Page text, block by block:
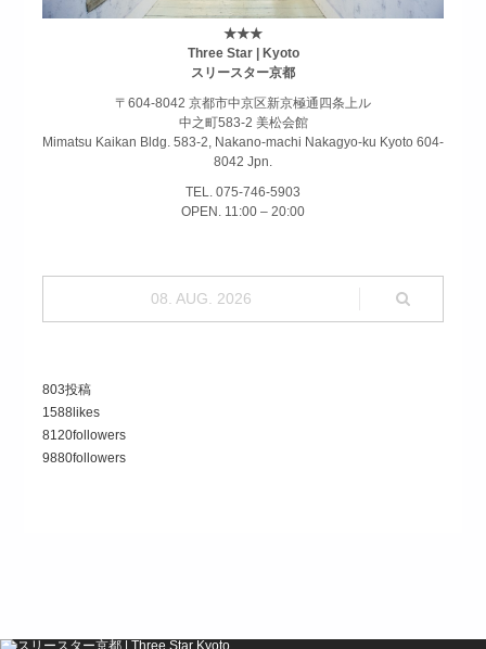
★★★
Three Star | Kyoto
スリースター京都
〒604-8042 京都市中京区新京極通四条上ル
中之町583-2 美松会館
Mimatsu Kaikan Bldg. 583-2, Nakano-machi Nakagyo-ku Kyoto 604-
8042 Jpn.
TEL. 075-746-5903
OPEN. 11:00 – 20:00
08. AUG. 2026
803投稿
1588likes
8120followers
9880followers